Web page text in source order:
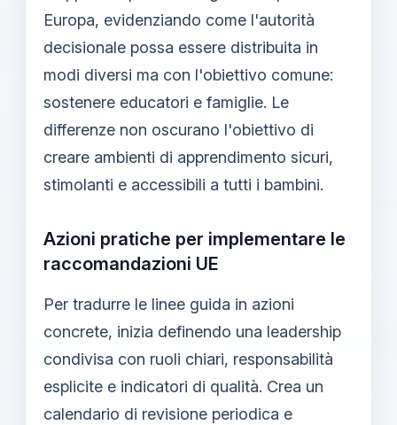
Europa, evidenziando come l'autorità
decisionale possa essere distribuita in
modi diversi ma con l'obiettivo comune:
sostenere educatori e famiglie. Le
differenze non oscurano l'obiettivo di
creare ambienti di apprendimento sicuri,
stimolanti e accessibili a tutti i bambini.
Azioni pratiche per implementare le
raccomandazioni UE
Per tradurre le linee guida in azioni
concrete, inizia definendo una leadership
condivisa con ruoli chiari, responsabilità
esplicite e indicatori di qualità. Crea un
calendario di revisione periodica e